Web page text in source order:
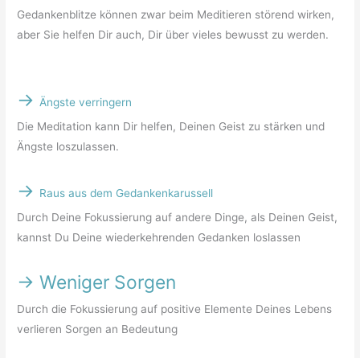
Gedankenblitze können zwar beim Meditieren störend wirken,
aber Sie helfen Dir auch, Dir über vieles bewusst zu werden.
-> Ängste verringern
Die Meditation kann Dir helfen, Deinen Geist zu stärken und
Ängste loszulassen.
-> Raus aus dem Gedankenkarussell
Durch Deine Fokussierung auf andere Dinge, als Deinen Geist,
kannst Du Deine wiederkehrenden Gedanken loslassen
-> Weniger Sorgen
Durch die Fokussierung auf positive Elemente Deines Lebens
verlieren Sorgen an Bedeutung